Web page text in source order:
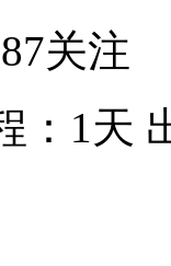
关注
：1天